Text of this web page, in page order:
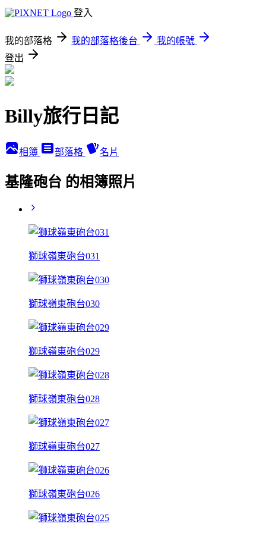
登入
我的部落格 我的部落格後台
我的帳號
登出
Billy旅行日記
相簿 部落格 名片
基隆砲台 的相簿照片
獅球嶺東砲台031
獅球嶺東砲台030
獅球嶺東砲台029
獅球嶺東砲台028
獅球嶺東砲台027
獅球嶺東砲台026